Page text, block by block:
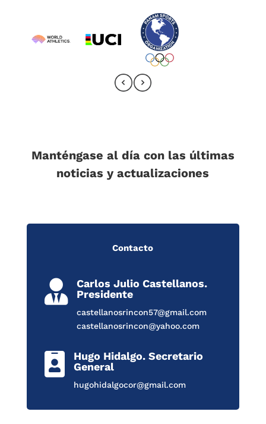
Manténgase al día con las últimas
noticias y actualizaciones
Contacto

Carlos Julio Castellanos.
Presidente
castellanosrincon57@gmail.com
castellanosrincon@yahoo.com

Hugo Hidalgo. Secretario
General
hugohidalgocor@gmail.com